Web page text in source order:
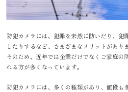
防犯カメラには、犯罪を未然に防いだり、犯
したりするなど、さまざまなメリットがありま
そのため、近年では企業だけでなくご家庭の
れる方が多くなっています。
防犯カメラには、多くの種類があり、値段も